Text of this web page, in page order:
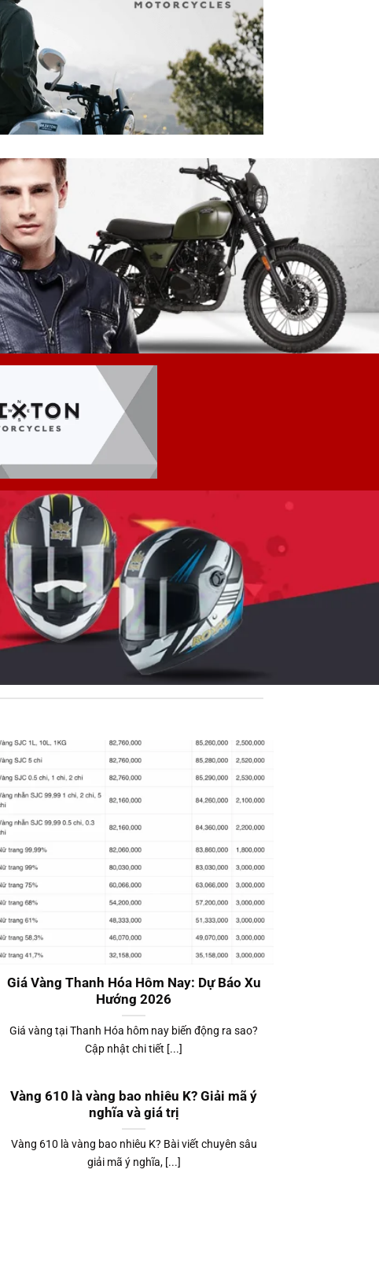
Giá Vàng Thanh Hóa Hôm Nay: Dự Báo Xu
Hướng 2026
Giá vàng tại Thanh Hóa hôm nay biến động ra sao?
Cập nhật chi tiết [...]
Vàng 610 là vàng bao nhiêu K? Giải mã ý
nghĩa và giá trị
Vàng 610 là vàng bao nhiêu K? Bài viết chuyên sâu
giải mã ý nghĩa, [...]